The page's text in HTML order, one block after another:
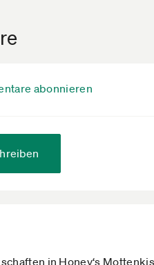
abonnieren
in Honey‘s